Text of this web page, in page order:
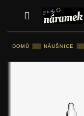
DOMŮ :: NÁUŠNICE ::